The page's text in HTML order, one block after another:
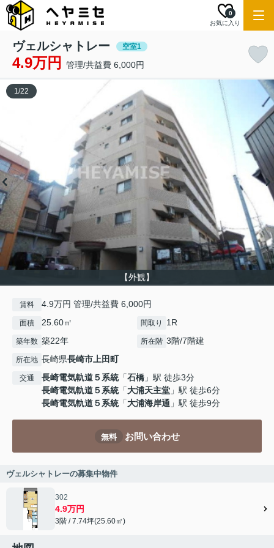
お気に入り
0
ヴェルシャトレー 空室1
4.9万円 管理/共益費 6,000円
【外観】
1/22
賃料 4.9万円 管理/共益費 6,000円
面積 25.60㎡ 間取り 1R
築年数 築22年 所在階 3階/7階建
所在地 長崎県長崎市上田町
交通 長崎電気軌道５系統「石橋 」駅 徒歩3分
長崎電気軌道５系統「大浦天主堂 」駅 徒歩6分
長崎電気軌道５系統「大浦海岸通 」駅 徒歩9分
無料 お問い合わせ
ヴェルシャトレーの募集中物件
302
4.9万円
3階 / 7.74坪(25.60㎡)